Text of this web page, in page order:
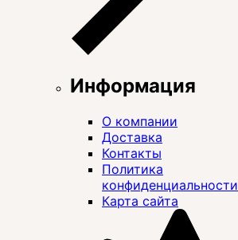
Информация
О компании
Доставка
Контакты
Политика
конфиденциальности
Карта сайта